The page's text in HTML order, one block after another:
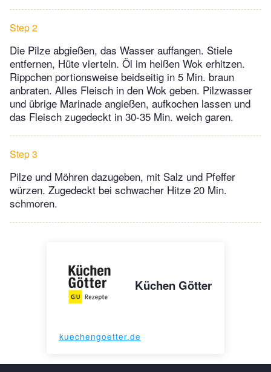
Step 2
Die Pilze abgießen, das Wasser auffangen. Stiele
entfernen, Hüte vierteln. Öl im heißen Wok erhitzen.
Rippchen portionsweise beidseitig in 5 Min. braun
anbraten. Alles Fleisch in den Wok geben. Pilzwasser
und übrige Marinade angießen, aufkochen lassen und
das Fleisch zugedeckt in 30-35 Min. weich garen.
Step 3
Pilze und Möhren dazugeben, mit Salz und Pfeffer
würzen. Zugedeckt bei schwacher Hitze 20 Min.
schmoren.
Küchen Götter
kuechengoetter.de